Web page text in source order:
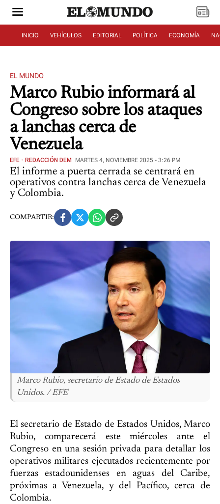
INICIO VEHÍCULOS EDITORIAL POLÍTICA ECONOMÍA
EL MUNDO
Marco Rubio informará al
Congreso sobre los ataques
a lanchas cerca de
Venezuela
EFE - REDACCIÓN DEM MARTES 4, NOVIEMBRE 2025 - 3:26 PM
El informe a puerta cerrada se centrará en
operativos contra lanchas cerca de Venezuela
y Colombia.
COMPARTIR:
Marco Rubio, secretario de Estado de Estados
Unidos. / EFE
El secretario de Estado de Estados Unidos, Marco
Rubio, comparecerá este miércoles ante el
Congreso en una sesión privada para detallar los
operativos militares ejecutados recientemente por
fuerzas estadounidenses en aguas del Caribe,
próximas a Venezuela, y del Pacífico, cerca de
Colombia.